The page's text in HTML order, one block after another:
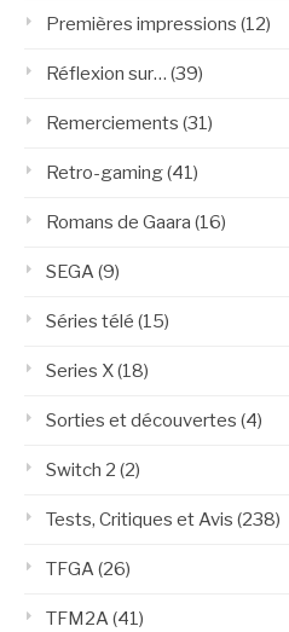
Premières impressions (12)
Réflexion sur… (39)
Remerciements (31)
Retro-gaming(41)
Romans de Gaara (16)
SEGA(9)
Séries télé (15)
Series X(18)
Sorties et découvertes (4)
Switch 2 (2)
Tests, Critiques et Avis (238)
TFGA(26)
TFM2A(41)